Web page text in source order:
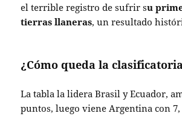
el terrible registro de sufrir su
tierras llaneras, un resultado
¿Cómo queda la
La tabla la lidera Brasil y Ecuador,
puntos, luego viene Argentina con 7,